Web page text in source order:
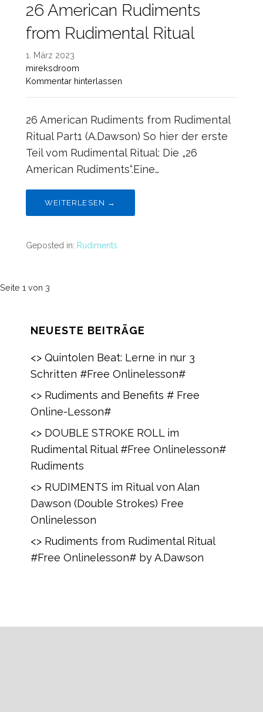
26 American Rudiments
from Rudimental Ritual
1. März 2023
mireksdroom
Kommentar hinterlassen
26 American Rudiments from Rudimental
Ritual Part1 (A.Dawson) So hier der erste
Teil vom Rudimental Ritual: Die „26
American Rudiments“.Eine…
WEITERLESEN →
Geposted in: Rudiments
Navigation
Beitrag
Seite 1 von 3
NEUESTE BEITRÄGE
<> Quintolen Beat: Lerne in nur 3
Schritten #Free Onlinelesson#
<> Rudiments and Benefits # Free
Online-Lesson#
<> DOUBLE STROKE ROLL im
Rudimental Ritual #Free Onlinelesson#
Rudiments
<> RUDIMENTS im Ritual von Alan
Dawson (Double Strokes) Free
Onlinelesson
<> Rudiments from Rudimental Ritual
#Free Onlinelesson# by A.Dawson